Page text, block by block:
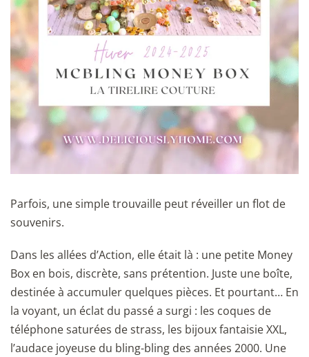
Parfois, une simple trouvaille peut réveiller un flot de
souvenirs.
Dans les allées d’Action, elle était là : une petite Money
Box en bois, discrète, sans prétention. Juste une boîte,
destinée à accumuler quelques pièces. Et pourtant… En
la voyant, un éclat du passé a surgi : les coques de
téléphone saturées de strass, les bijoux fantaisie XXL,
l’audace joyeuse du bling-bling des années 2000. Une